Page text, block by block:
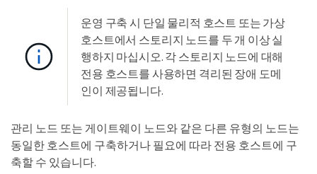
운영 구축 시 단일 물리적 호스트 또는 가상
호스트에서 스토리지 노드를 두 개 이상 실
행하지 마십시오. 각 스토리지 노드에 대해
전용 호스트를 사용하면 격리된 장애 도메
인이 제공됩니다.
관리 노드 또는 게이트웨이 노드와 같은 다른 유형의 노드는
동일한 호스트에 구축하거나 필요에 따라 전용 호스트에 구
축할 수 있습니다.